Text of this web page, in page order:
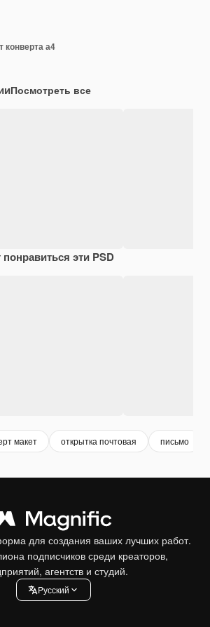
конверта а4
Посмотреть все
эти PSD
макет открытка почтовая письмо
для создания ваших лучших работ.
подписчиков среди креаторов,
агентств и студий.
Pусский